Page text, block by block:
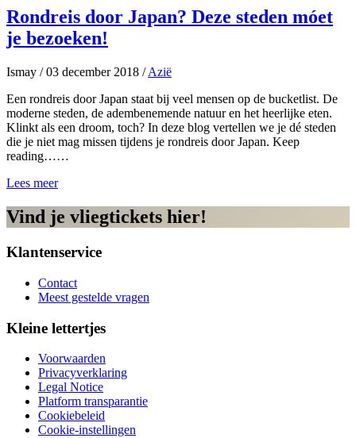
Rondreis door Japan? Deze steden móet
je bezoeken!
Ismay /03 december 2018 / Azië
Een rondreis door Japan staat bij veel mensen op de bucketlist. De
moderne steden, de adembenemende natuur en het heerlijke eten.
Klinkt als een droom, toch? In deze blog vertellen we je dé steden
die je niet mag missen tijdens je rondreis door Japan. Keep
reading……
Lees meer
Vind je vliegtickets hier!
Klantenservice
Contact
Meest gestelde vragen
Kleine lettertjes
Voorwaarden
Privacyverklaring
Legal Notice
Platform transparantie
Cookiebeleid
Cookie-instellingen